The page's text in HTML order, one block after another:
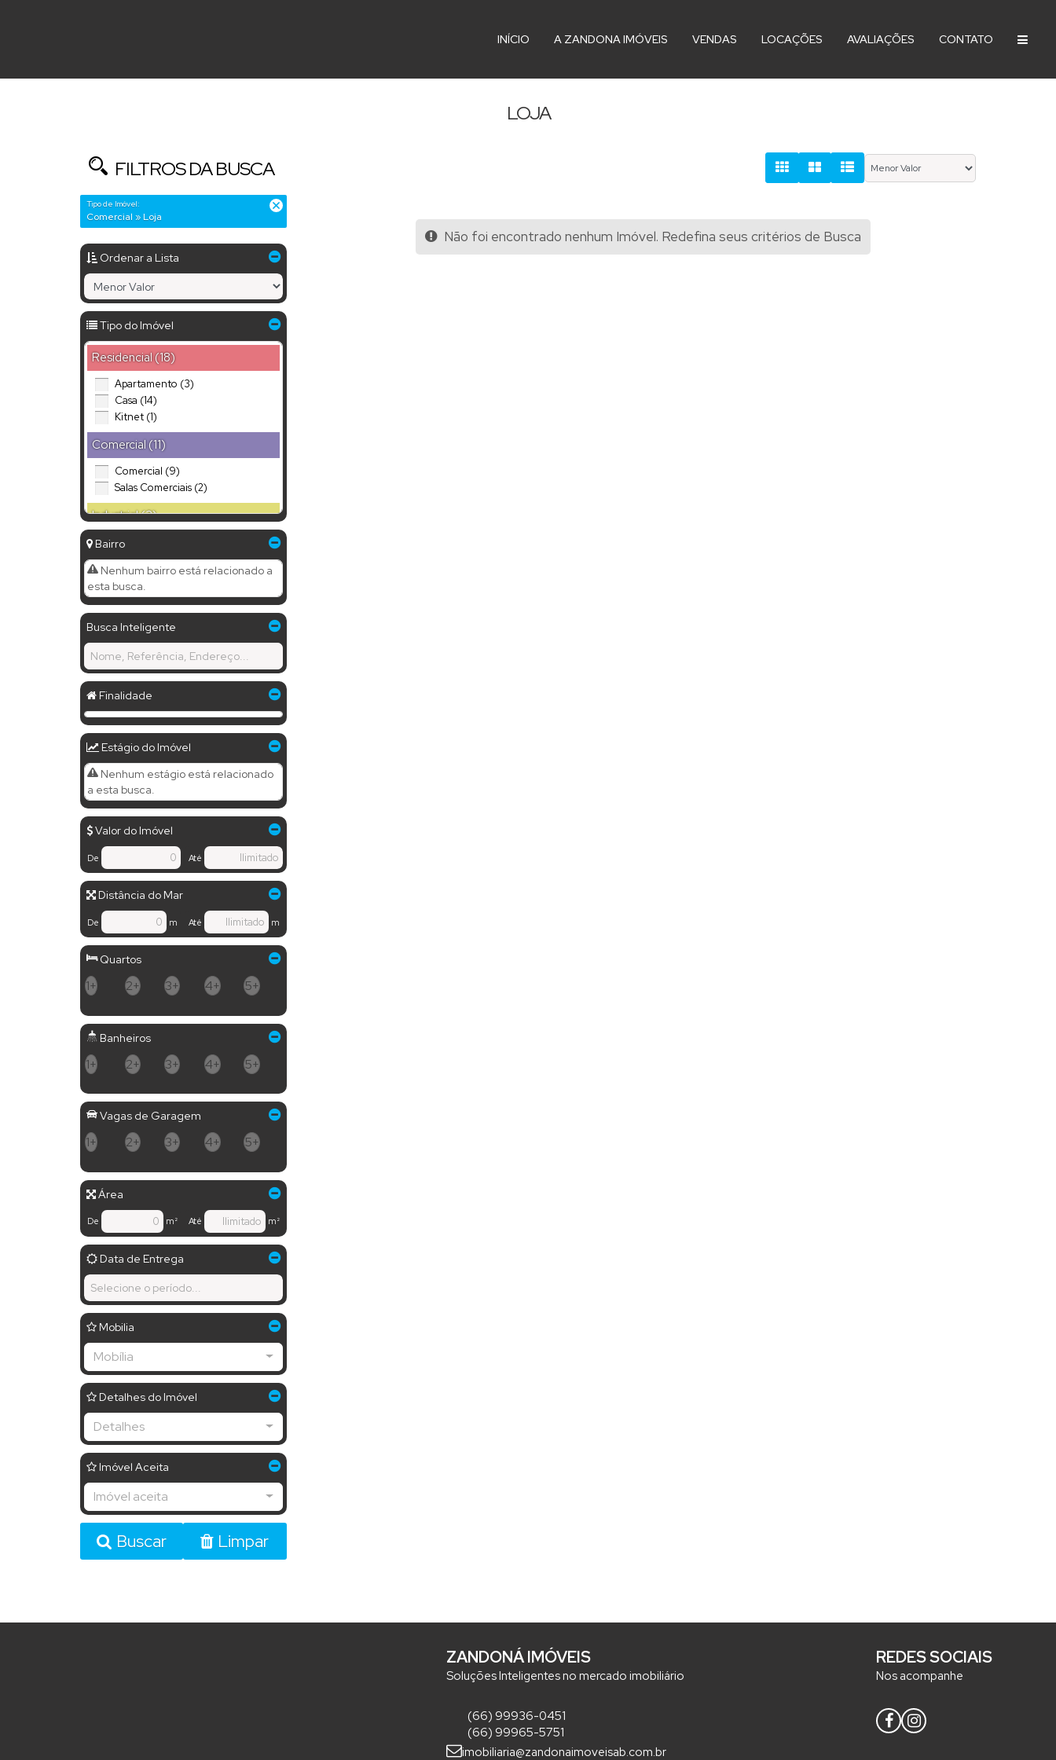
CONTATO
AVALIAÇÕES
LOCAÇÕES
VENDAS
A ZANDONA IMÓVEIS
INÍCIO
LOJA
FILTROS DA BUSCA
Tipo de Imóvel:
Comercial » Loja
Ordenar a Lista
Tipo do Imóvel
Residencial (18)
Apartamento (3)
Casa (14)
Kitnet (1)
Comercial (11)
Comercial (9)
Salas Comerciais (2)
Industrial (2)
Galpão (2)
Misto (1)
Residencial e Comercial (1)
Bairro
Nenhum bairro está relacionado a
esta busca.
Busca Inteligente
Finalidade
Estágio do Imóvel
Nenhum estágio está relacionado
a esta busca.
Valor do Imóvel
De Até
Distância do Mar
De m Até m
Quartos
1+ 2+ 3+ 4+ 5+
Banheiros
1+ 2+ 3+ 4+ 5+
Vagas de Garagem
1+ 2+ 3+ 4+ 5+
Área
De m² Até m²
Data de Entrega
Mobilia
Mobília
Detalhes do Imóvel
Detalhes
Imóvel Aceita
Imóvel aceita
Buscar Limpar
Não foi encontrado nenhum Imóvel. Redefina seus critérios de Busca
ZANDONÁ IMÓVEIS
Soluções Inteligentes no mercado imobiliário
(66) 99936-0451
(66) 99965-5751
imobiliaria@zandonaimoveisab.com.br
REDES SOCIAIS
Nos acompanhe